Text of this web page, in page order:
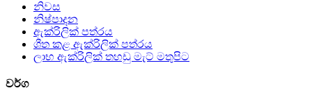
නිවස
නිෂ්පාදන
ඇක්රිලික් පත්රය
ශීත කළ ඇක්රිලික් පත්රය
ලාභ ඇක්රිලික් තහඩු මැට් මතුපිට
වර්ග